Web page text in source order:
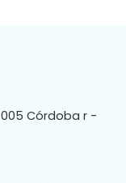
Córdoba r -